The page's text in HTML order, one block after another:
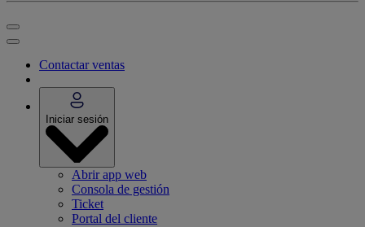
Contactar ventas
Iniciar sesión
Abrir app web
Consola de gestión
Ticket
Portal del cliente